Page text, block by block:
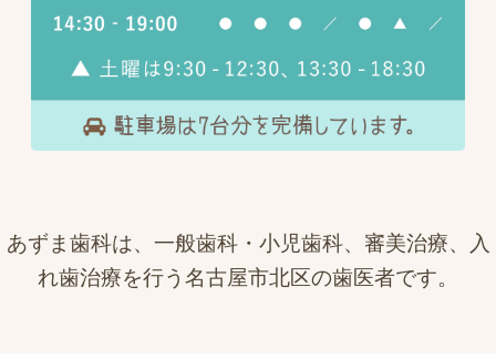
あずま歯科は、一般歯科・小児歯科、審美治療、入
れ歯治療を行う名古屋市北区の歯医者です。